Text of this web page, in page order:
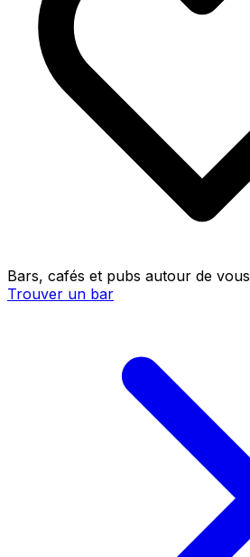
Bars, cafés et pubs autour de vous
Trouver un bar